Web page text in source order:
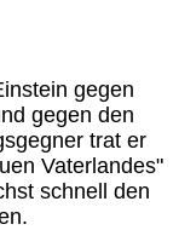
gegen
gegen den
trat er
Vaterlandes"
schnell den